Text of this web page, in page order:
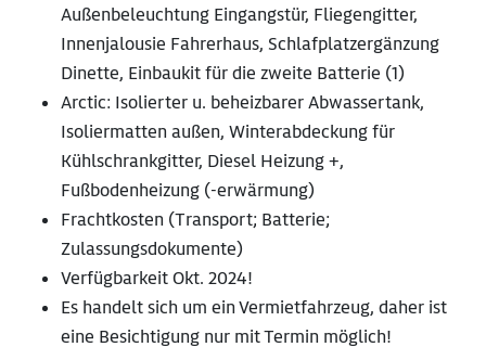
Außenbeleuchtung Eingangstür, Fliegengitter,
Innenjalousie Fahrerhaus, Schlafplatzergänzung
Dinette, Einbaukit für die zweite Batterie (1)
Arctic: Isolierter u. beheizbarer Abwassertank,
Isoliermatten außen, Winterabdeckung für
Kühlschrankgitter, Diesel Heizung +,
Fußbodenheizung (-erwärmung)
Frachtkosten (Transport; Batterie;
Zulassungsdokumente)
Verfügbarkeit Okt. 2024!
Es handelt sich um ein Vermietfahrzeug, daher ist
eine Besichtigung nur mit Termin möglich!